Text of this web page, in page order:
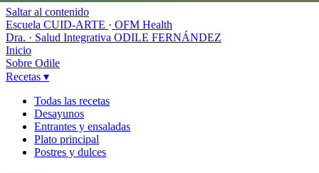
Saltar al contenido
Escuela CUID-ARTE · OFM Health
Dra. · Salud Integrativa ODILE FERNÁNDEZ
Inicio
Sobre Odile
Recetas ▾
Todas las recetas
Desayunos
Entrantes y ensaladas
Plato principal
Postres y dulces